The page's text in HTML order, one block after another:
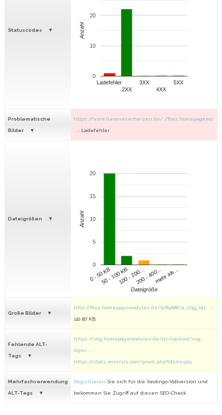
Statuscodes
Ladefehler
2XX
3XX
4XX
5XX
0
10
20
Anzahl
Problematische
Bilder
https://www.havaneserherzen.de/ /files.homepagemo
: Ladefehler
Dateigrößen
0 - 50 KB50 - 100 KB100 - 200…200 - 400…mehr als…
0
5
10
15
20
Dateigröße
Anzahl
Große Bilder
http://files.homepagemodules.de/b784688/a_1749_bf1 ... :
110.87 KB
Fehlende ALT-
Tags
https://img.homepagemodules.de/ds/cached/svg-
objec ...
https://stats.miranus.com/piwik.php?idsite=924
Mehrfachverwendung
ALT-Tags
Registrieren Sie sich für die Seolingo-Vollversion und
bekommen Sie Zugriff auf diesen SEO-Check.